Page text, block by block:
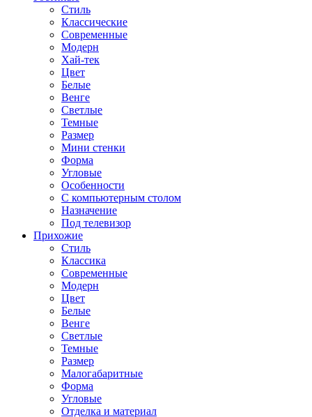
Стиль
Классические
Современные
Модерн
Хай-тек
Цвет
Белые
Венге
Светлые
Темные
Размер
Мини стенки
Форма
Угловые
Особенности
С компьютерным столом
Назначение
Под телевизор
Прихожие
Стиль
Классика
Современные
Модерн
Цвет
Белые
Венге
Светлые
Темные
Размер
Малогабаритные
Форма
Угловые
Отделка и материал